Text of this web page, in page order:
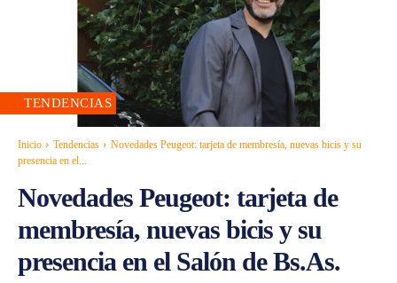
TENDENCIAS
Inicio Tendencias
Novedades Peugeot: tarjeta de membresía, nuevas bicis y su
presencia en el...
Novedades Peugeot: tarjeta de
membresía, nuevas bicis y su
presencia en el Salón de Bs.As.